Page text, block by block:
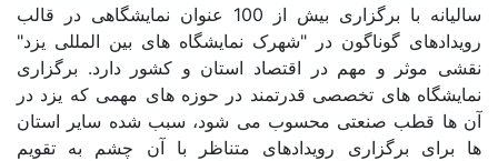
سالیانه با برگزاری بیش از 100 عنوان نمایشگاهی در قالب
رویدادهای گوناگون در "شهرک نمایشگاه های بین المللی یزد"
نقشی موثر و مهم در اقتصاد استان و کشور دارد. برگزاری
نمایشگاه های تخصصی قدرتمند در حوزه های مهمی که یزد در
آن ها قطب صنعتی محسوب می شود، سبب شده سایر استان
ها برای برگزاری رویدادهای متناظر با آن چشم به تقویم